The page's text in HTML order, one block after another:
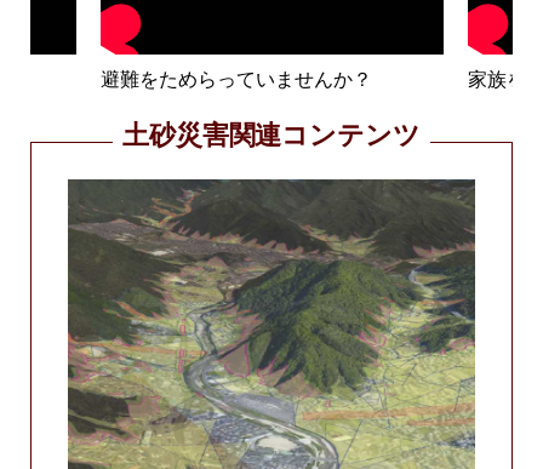
避難をためらっていませんか？ 家族を
土砂災害関連コンテンツ